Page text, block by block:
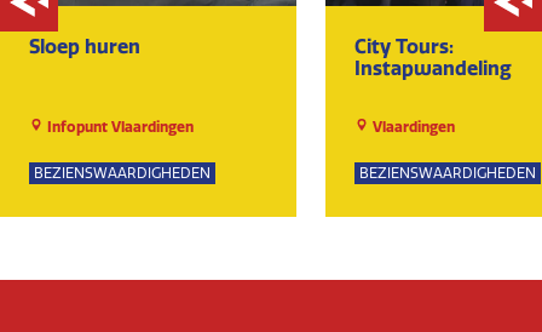
Sloep huren
Infopunt Vlaardingen
BEZIENSWAARDIGHEDEN
City Tours:
Instapwandeling
Vlaardingen
BEZIENSWAARDIGHEDEN